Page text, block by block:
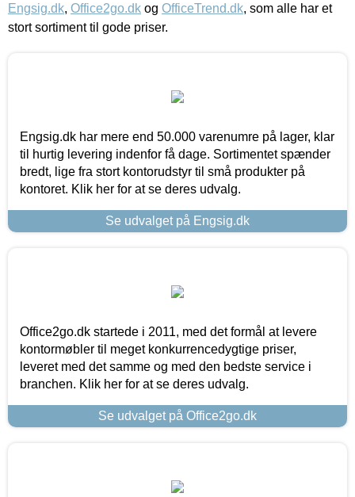
Engsig.dk, Office2go.dk og OfficeTrend.dk, som alle har et
stort sortiment til gode priser.
Engsig.dk har mere end 50.000 varenumre på lager, klar
til hurtig levering indenfor få dage. Sortimentet spænder
bredt, lige fra stort kontorudstyr til små produkter på
kontoret. Klik her for at se deres udvalg.
Se udvalget på Engsig.dk
Office2go.dk startede i 2011, med det formål at levere
kontormøbler til meget konkurrencedygtige priser,
leveret med det samme og med den bedste service i
branchen. Klik her for at se deres udvalg.
Se udvalget på Office2go.dk